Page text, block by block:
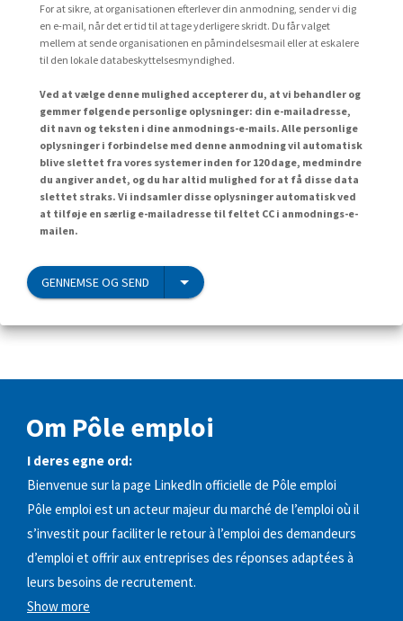
For at sikre, at organisationen efterlever din anmodning, sender vi dig
en e-mail, når det er tid til at tage yderligere skridt. Du får valget
mellem at sende organisationen en påmindelsesmail eller at eskalere
til den lokale databeskyttelsesmyndighed.
Ved at vælge denne mulighed accepterer du, at vi behandler og
gemmer følgende personlige oplysninger: din e-mailadresse,
dit navn og teksten i dine anmodnings-e-mails. Alle personlige
oplysninger i forbindelse med denne anmodning vil automatisk
blive slettet fra vores systemer inden for 120 dage, medmindre
du angiver andet, og du har altid mulighed for at få disse data
slettet straks. Vi indsamler disse oplysninger automatisk ved
at tilføje en særlig e-mailadresse til feltet CC i anmodnings-e-
mailen.
GENNEMSE OG SEND
Om Pôle emploi
I deres egne ord:
Bienvenue sur la page LinkedIn officielle de Pôle emploi
Pôle emploi est un acteur majeur du marché de l’emploi où il
s’investit pour faciliter le retour à l’emploi des demandeurs
d’emploi et offrir aux entreprises des réponses adaptées à
leurs besoins de recrutement.
Show more